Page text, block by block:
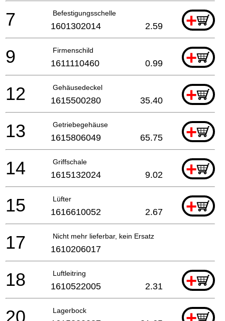
Befestigungsschelle +
7 1601302014 2.59
Firmenschild +
9 1611110460 0.99
Gehäusedeckel +
12 1615500280 35.40
Getriebegehäuse +
13 1615806049 65.75
Griffschale +
14 1615132024 9.02
Lüfter +
15 1616610052 2.67
Nicht mehr lieferbar, kein Ersatz
17 1610206017
Luftleitring +
18 1610522005 2.31
Lagerbock